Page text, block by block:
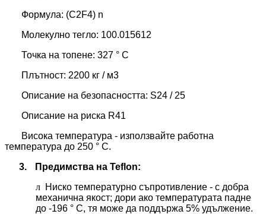
Формула: (C2F4) n
Молекулно тегло: 100.015612
Точка на топене: 327 ° С
Плътност: 2200 кг / м3
Описание на безопасността: S24 / 25
Описание на риска R41
Висока температура - използвайте работна
температура до 250 ° C.
3.
Предимства на Teflon:
л Ниско температурно съпротивление - с добра
механична якост; дори ако температурата падне
до -196 ° C, тя може да поддържа 5% удължение.